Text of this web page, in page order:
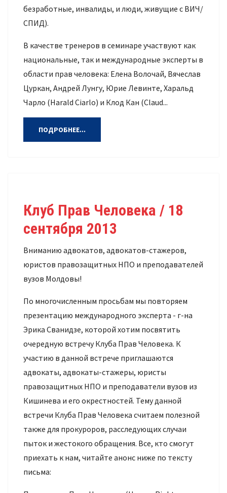
безработные, инвалиды, и люди, живущие с ВИЧ/
СПИД).
В качестве тренеров в семинаре участвуют как
национальные, так и международные эксперты в
области прав человека: Елена Волочай, Вячеслав
Цуркан, Андрей Лунгу, Юрие Левинте, Харальд
Чарло (Harald Ciarlo) и Клод Кан (Claud...
ПОДРОБНЕЕ...
Клуб Прав Человека / 18
сентября 2013
Вниманию адвокатов, адвокатов-стажеров,
юристов правозащитных НПО и преподавателей
вузов Молдовы!
По многочисленным просьбам мы повторяем
презентацию международного эксперта - г-на
Эрика Сванидзе, которой хотим посвятить
очередную встречу Клуба Прав Человека. К
участию в данной встрече приглашаются
адвокаты, адвокаты-стажеры, юристы
правозащитных НПО и преподаватели вузов из
Кишинева и его окрестностей. Тему данной
встречи Клуба Прав Человека считаем полезной
также для прокуроров, расследующих случаи
пыток и жестокого обращения. Все, кто смогут
приехать к нам, читайте анонс ниже по тексту
письма: